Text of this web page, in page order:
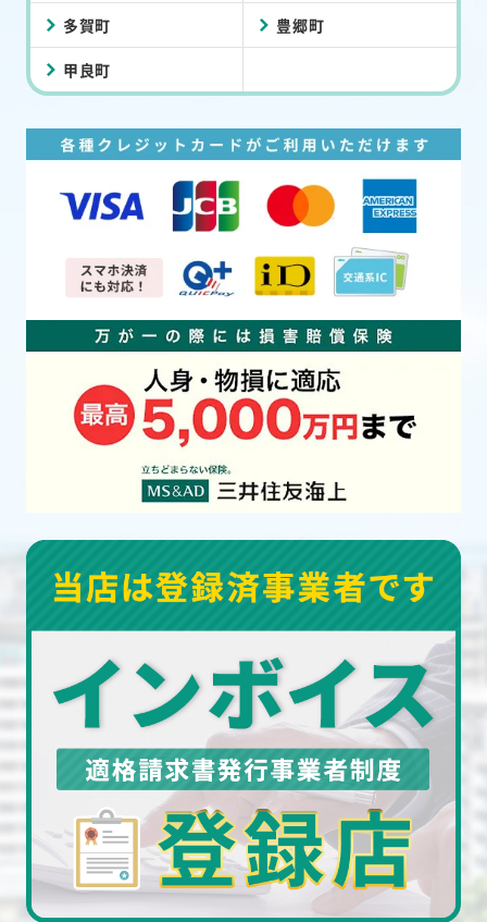
多賀町 豊郷町
甲良町